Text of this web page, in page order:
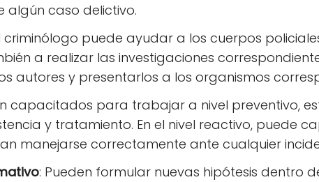
algún caso delictivo.
criminólogo puede ayudar a los cuerpos
a realizar las investigaciones
autores y presentarlos a los organismos
capacitados para trabajar a nivel preventivo,
y tratamiento. En el nivel reactivo, puede
manejarse correctamente ante cualquier
: Pueden formular nuevas hipótesis dentro